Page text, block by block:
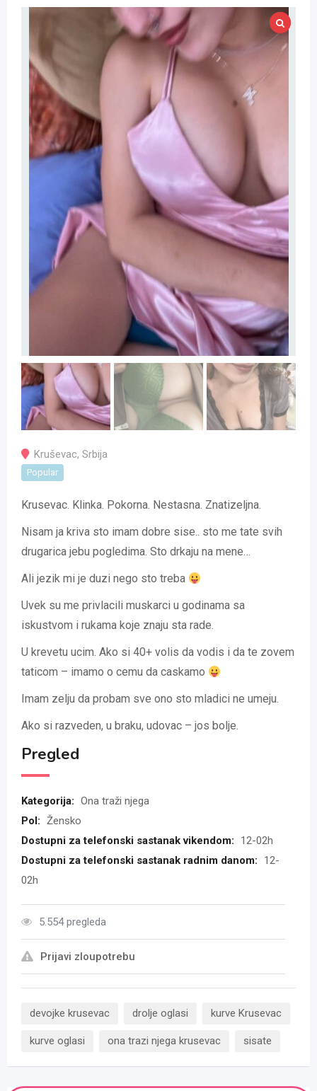
Kruševac, Srbija
Popular
Krusevac. Klinka. Pokorna. Nestasna. Znatizeljna.
Nisam ja kriva sto imam dobre sise.. sto me tate svih
drugarica jebu pogledima. Sto drkaju na mene…
Ali jezik mi je duzi nego sto treba
Uvek su me privlacili muskarci u godinama sa
iskustvom i rukama koje znaju sta rade.
U krevetu ucim. Ako si 40+ volis da vodis i da te zovem
taticom – imamo o cemu da caskamo
Imam zelju da probam sve ono sto mladici ne umeju.
Ako si razveden, u braku, udovac – jos bolje.
Pregled
Kategorija: Ona traži njega
Pol: Žensko
Dostupni za telefonski sastanak vikendom:
12-02h
Dostupni za telefonski sastanak radnim danom:
12-
02h
5.554 pregleda
Prijavi zloupotrebu
devojke krusevac drolje oglasi kurve Krusevac
kurve oglasi ona trazi njega krusevac sisate